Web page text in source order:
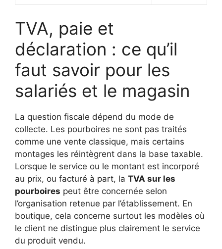
TVA, paie et
déclaration : ce qu’il
faut savoir pour les
salariés et le magasin
La question fiscale dépend du mode de
collecte. Les pourboires ne sont pas traités
comme une vente classique, mais certains
montages les réintègrent dans la base taxable.
Lorsque le service ou le montant est incorporé
au prix, ou facturé à part, la TVA sur les
pourboires peut être concernée selon
l’organisation retenue par l’établissement. En
boutique, cela concerne surtout les modèles où
le client ne distingue plus clairement le service
du produit vendu.